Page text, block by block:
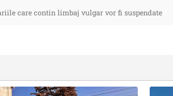
care contin limbaj vulgar vor fi suspendate